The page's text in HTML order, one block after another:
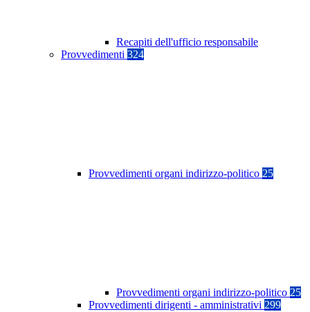
Recapiti dell'ufficio responsabile
Provvedimenti 324
Provvedimenti organi indirizzo-politico 25
Provvedimenti organi indirizzo-politico 25
Provvedimenti dirigenti - amministrativi 299